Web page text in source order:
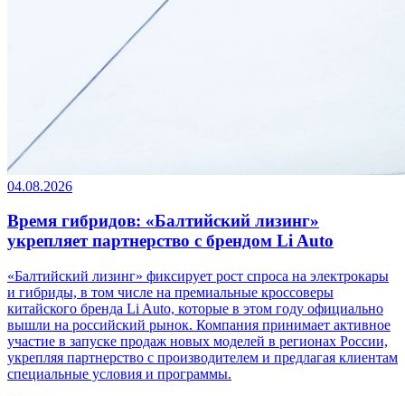
04.08.2026
Время гибридов: «Балтийский лизинг»
укрепляет партнерство с брендом Li Auto
«Балтийский лизинг» фиксирует рост спроса на электрокары
и гибриды, в том числе на премиальные кроссоверы
китайского бренда Li Auto, которые в этом году официально
вышли на российский рынок. Компания принимает активное
участие в запуске продаж новых моделей в регионах России,
укрепляя партнерство с производителем и предлагая клиентам
специальные условия и программы.